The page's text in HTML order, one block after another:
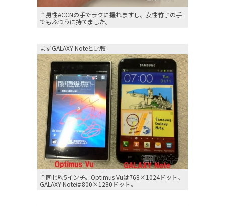
↑男性ACCNの手でラクに握れますし、女性竹子の手
でもふつうに持てました。
まずGALAXY Noteと比較
↑同じ約5インチ。Optimus Vuは768×1024ドット、
GALAXY Noteは800×1280ドット。